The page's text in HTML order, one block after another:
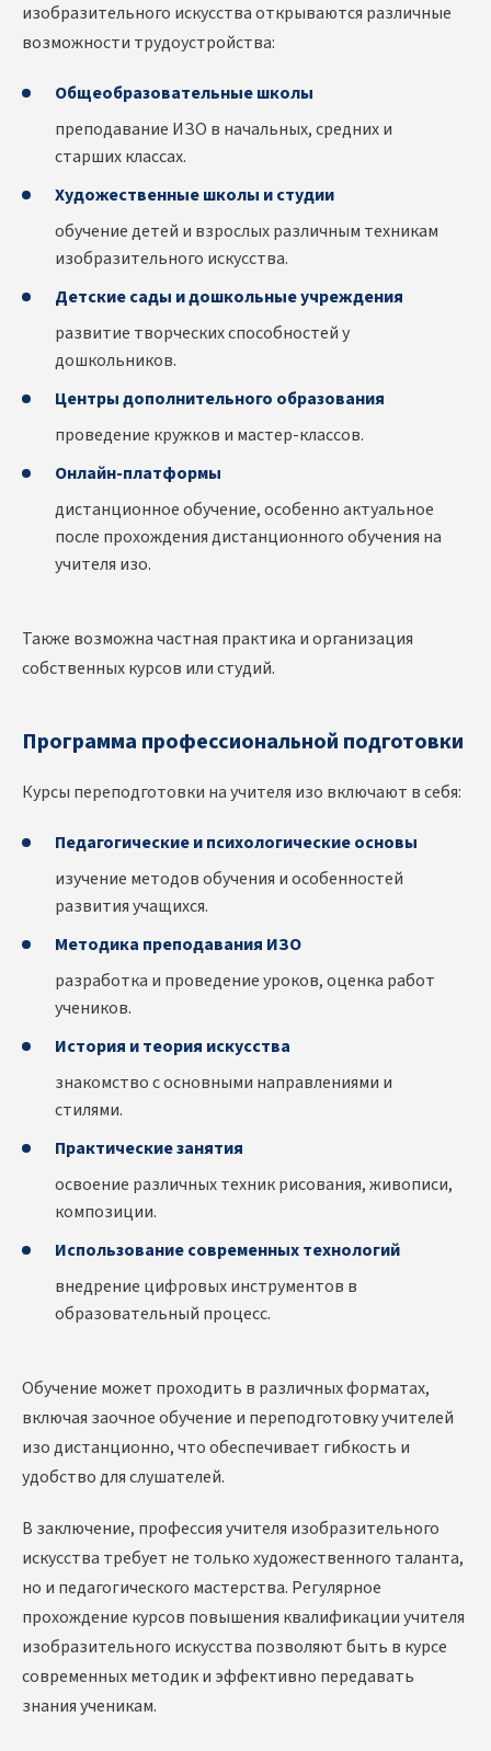
изобразительного искусства открываются различные
возможности трудоустройства:
Общеобразовательные школы
преподавание ИЗО в начальных, средних и
старших классах.
Художественные школы и студии
обучение детей и взрослых различным техникам
изобразительного искусства.
Детские сады и дошкольные учреждения
развитие творческих способностей у
дошкольников.
Центры дополнительного образования
проведение кружков и мастер-классов.
Онлайн-платформы
дистанционное обучение, особенно актуальное
после прохождения дистанционного обучения на
учителя изо.
Также возможна частная практика и организация
собственных курсов или студий.
Программа профессиональной подготовки
Курсы переподготовки на учителя изо включают в себя:
Педагогические и психологические основы
изучение методов обучения и особенностей
развития учащихся.
Методика преподавания ИЗО
разработка и проведение уроков, оценка работ
учеников.
История и теория искусства
знакомство с основными направлениями и
стилями.
Практические занятия
освоение различных техник рисования, живописи,
композиции.
Использование современных технологий
внедрение цифровых инструментов в
образовательный процесс.
Обучение может проходить в различных форматах,
включая заочное обучение и переподготовку учителей
изо дистанционно, что обеспечивает гибкость и
удобство для слушателей.
В заключение, профессия учителя изобразительного
искусства требует не только художественного таланта,
но и педагогического мастерства. Регулярное
прохождение курсов повышения квалификации учителя
изобразительного искусства позволяют быть в курсе
современных методик и эффективно передавать
знания ученикам.